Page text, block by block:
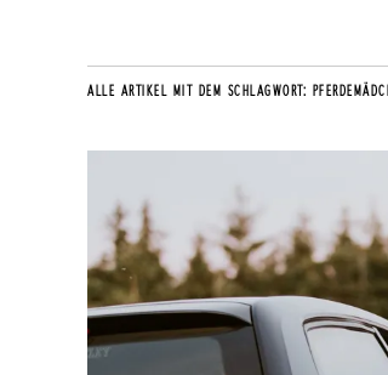
ALLE ARTIKEL MIT DEM SCHLAGWORT: